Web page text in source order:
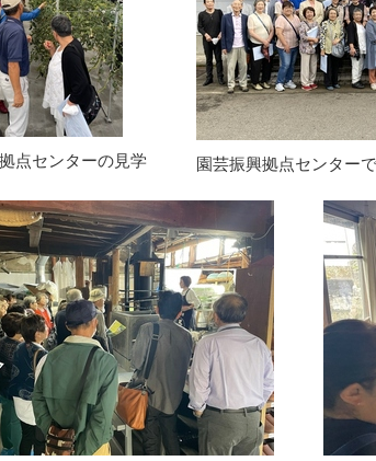
点センターの見学 園芸振興拠点センター